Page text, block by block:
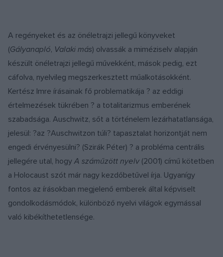
A regényeket és az önéletrajzi jellegű könyveket
(Gályanapló, Valaki más) olvassák a miméziselv alapján
készült önéletrajzi jellegű művekként, mások pedig, ezt
cáfolva, nyelvileg megszerkesztett műalkotásokként.
Kertész Imre írásainak fő problematikája ? az eddigi
értelmezések tükrében ? a totalitarizmus emberének
szabadsága. Auschwitz, sőt a történelem lezárhatatlansága,
jelesül: ?az ?Auschwitzon túli? tapasztalat horizontját nem
engedi érvényesülni? (Szirák Péter) ? a probléma centrális
jellegére utal, hogyA száműzött nyelv (2001) című kötetben
a Holocaust szót már nagy kezdőbetűvel írja. Ugyanígy
fontos az írásokban megjelenő emberek által képviselt
gondolkodásmódok, különböző nyelvi világok egymással
való kibékíthetetlensége.